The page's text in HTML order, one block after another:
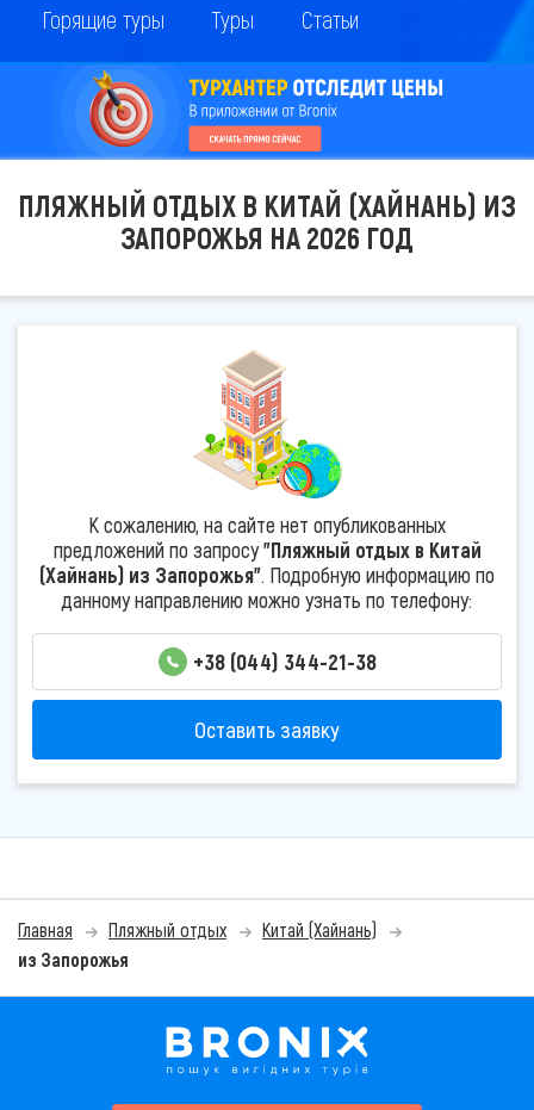
Горящие туры Туры Статьи
ПЛЯЖНЫЙ ОТДЫХ В КИТАЙ (ХАЙНАНЬ) ИЗ
ЗАПОРОЖЬЯ НА 2026 ГОД
К сожалению, на сайте нет опубликованных
предложений по запросу"Пляжный отдых в Китай
(Хайнань) из Запорожья". Подробную информацию по
данному направлению можно узнать по телефону:
+38 (044) 344-21-38
Оставить заявку
Главная Пляжный отдых
Китай (Хайнань)
из Запорожья